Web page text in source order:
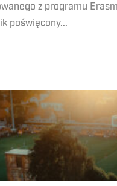
z programu
poświęcony...